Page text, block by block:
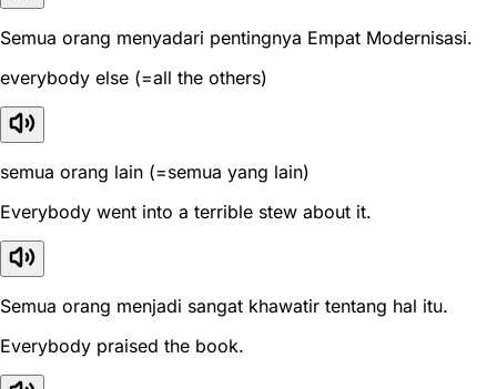
Semua orang menyadari pentingnya Empat Modernisasi.
everybody else (=all the others)
semua orang lain (=semua yang lain)
Everybody went into a terrible stew about it.
Semua orang menjadi sangat khawatir tentang hal itu.
Everybody praised the book.